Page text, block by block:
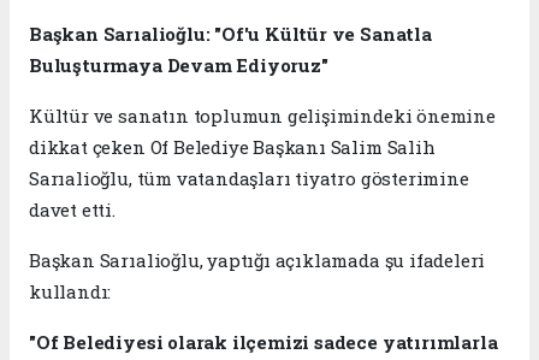
Başkan Sarıalioğlu: "Of'u Kültür ve Sanatla
Buluşturmaya Devam Ediyoruz"
Kültür ve sanatın toplumun gelişimindeki önemine
dikkat çeken Of Belediye Başkanı Salim Salih
Sarıalioğlu, tüm vatandaşları tiyatro gösterimine
davet etti.
Başkan Sarıalioğlu, yaptığı açıklamada şu ifadeleri
kullandı:
"Of Belediyesi olarak ilçemizi sadece yatırımlarla